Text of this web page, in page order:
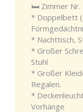
🛏️ Zimmer Nr.
* Doppelbett
* Nachttisch,
* Großer
Stuhl
* Großer
Regalen.
*
Vorhänge